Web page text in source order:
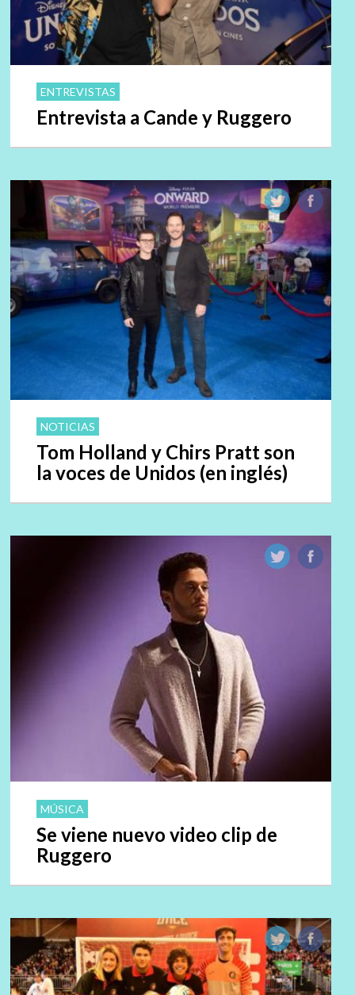
ENTREVISTAS
Entrevista a Cande y Ruggero
NOTICIAS
Tom Holland y Chirs Pratt son
la voces de Unidos (en inglés)
MÚSICA
Se viene nuevo video clip de
Ruggero